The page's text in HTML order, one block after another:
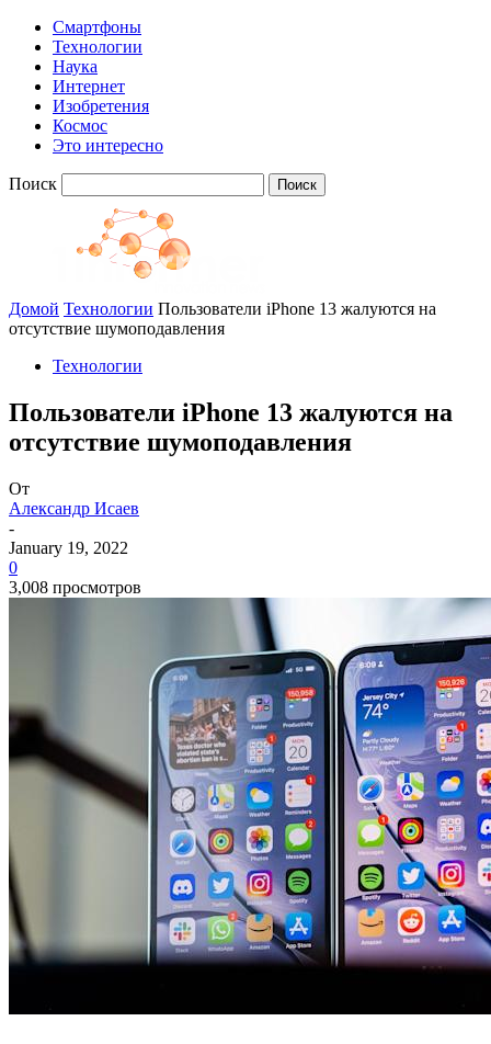
Смартфоны
Технологии
Наука
Интернет
Изобретения
Космос
Это интересно
Поиск
Домой Технологии Пользователи iPhone 13 жалуются на
отсутствие шумоподавления
Технологии
Пользователи iPhone 13 жалуются на
отсутствие шумоподавления
От
Александр Исаев
-
January 19, 2022
0
3,008 просмотров